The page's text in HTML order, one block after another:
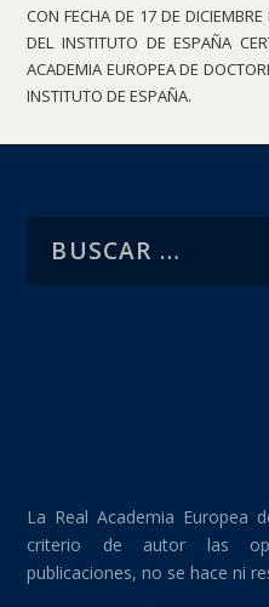
CON FECHA DE 17 DE
DEL INSTITUTO DE ESPAÑA
ACADEMIA EUROPEA DE
INSTITUTO DE ESPAÑA.
La Real Academia Europea
criterio de autor las
publicaciones, no se hace ni